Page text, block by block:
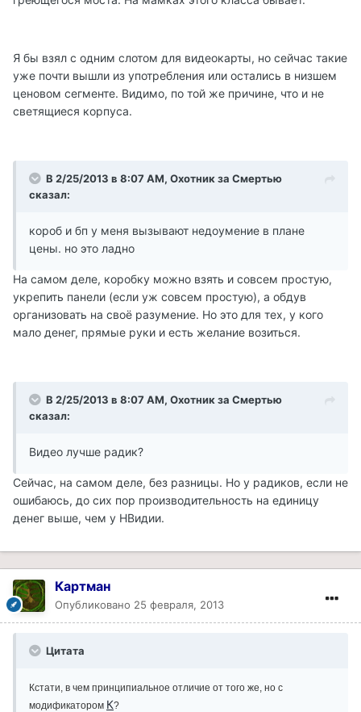
Я бы взял с одним слотом для видеокарты, но сейчас такие
уже почти вышли из употребления или остались в низшем
ценовом сегменте. Видимо, по той же причине, что и не
светящиеся корпуса.
В 2/25/2013 в 8:07 AM, Охотник за Смертью
сказал:
короб и бп у меня вызывают недоумение в плане
цены. но это ладно
На самом деле, коробку можно взять и совсем простую,
укрепить панели (если уж совсем простую), а обдув
организовать на своё разумение. Но это для тех, у кого
мало денег, прямые руки и есть желание возиться.
В 2/25/2013 в 8:07 AM, Охотник за Смертью
сказал:
Видео лучше радик?
Сейчас, на самом деле, без разницы. Но у радиков, если не
ошибаюсь, до сих пор производительность на единицу
денег выше, чем у НВидии.
Картман
Опубликовано 25 февраля, 2013
Цитата
Кстати, в чем принципиальное отличие от того же, но с
модификатором К?